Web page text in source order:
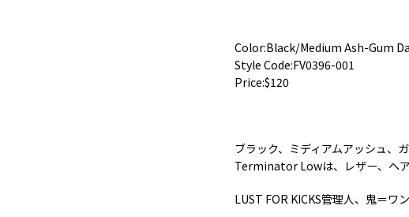
Color:Black/Medium Ash-Gum
Style Code:FV0396-001
Price:$120
ブラック、ミディアムアッシュ、
Terminator Lowは、レザー、ヘア
LUST FOR KICKS管理人、鬼＝